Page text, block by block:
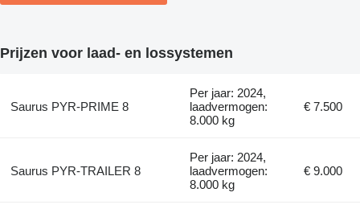
Prijzen voor laad- en lossystemen
Saurus PYR-PRIME 8
Per jaar: 2024,
laadvermogen:
8.000 kg
€ 7.500
Saurus PYR-TRAILER 8
Per jaar: 2024,
laadvermogen:
8.000 kg
€ 9.000